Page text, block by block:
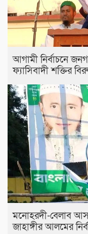
আগামী নির্বাচনে
ফ্যাসিবাদী শক্তির
মনোহরদী-বেলাব
জাহাঙ্গীর আলমের